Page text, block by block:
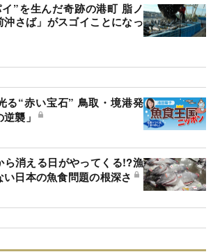
”を生んだ奇跡の港町 脂ノ
沖さば」がスゴイことになっ
る“赤い宝石” 鳥取・境港発
襲」
ら消える日がやってくる!?漁
日本の魚食問題の根深さ